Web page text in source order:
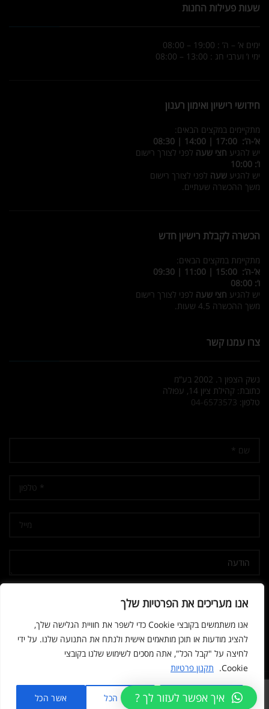
אנו מעריכים את הפרטיות שלך
אנו משתמשים בקובצי Cookie כדי לשפר את חוויית הגלישה שלך,
להציג מודעות או תוכן מותאמים אישית ולנתח את התנועה שלנו. על ידי
לחיצה על "קבל הכל", אתה מסכים לשימוש שלנו בקובצי
Cookie.
תקנון פרטיות
מותאם אישית דחה הכל אשר הכל
שעות פעילות החנות
ימים א’ – ה’ : 19:00 – 08:00
ימי ו’ וערבי חג : 13:00 – 08:00
חידושי רישיון ואימון רענון
מתקיימים במקצים הבאים:
א’-ה’: 17:00 | 14:00 | 08:30
יש להגיע חצי שעה לפני לצורך רישום
ו’: 10:00
יש להגיע שעה לפני לצורך רישום
משך ההכשרה שעתיים.
הכשרה לקבלת רישיון חדש
מתקיימת במקצים הבאים:
א’-ה’: 15:00 | 11:00 | 09:30
ו’: 08:00
יש להגיע חצי שעה לפני לצורך רישום
משך ההכשרה 4.5 שעות.
צרו עמנו קשר
נשק הצפון ר. 2002 בע”מ
כתובת: קהילת ציון 14, עפולה
טלפון: 04-6573573
© 2026 נשק הצפון. All rights reserved
Developed by SPARK MEDIA
איך אפשר לעזור לך ?